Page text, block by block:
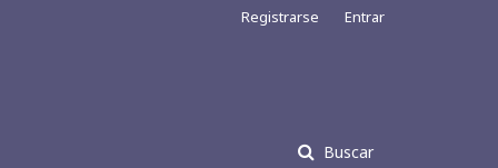
Buscar
Registrarse Entrar